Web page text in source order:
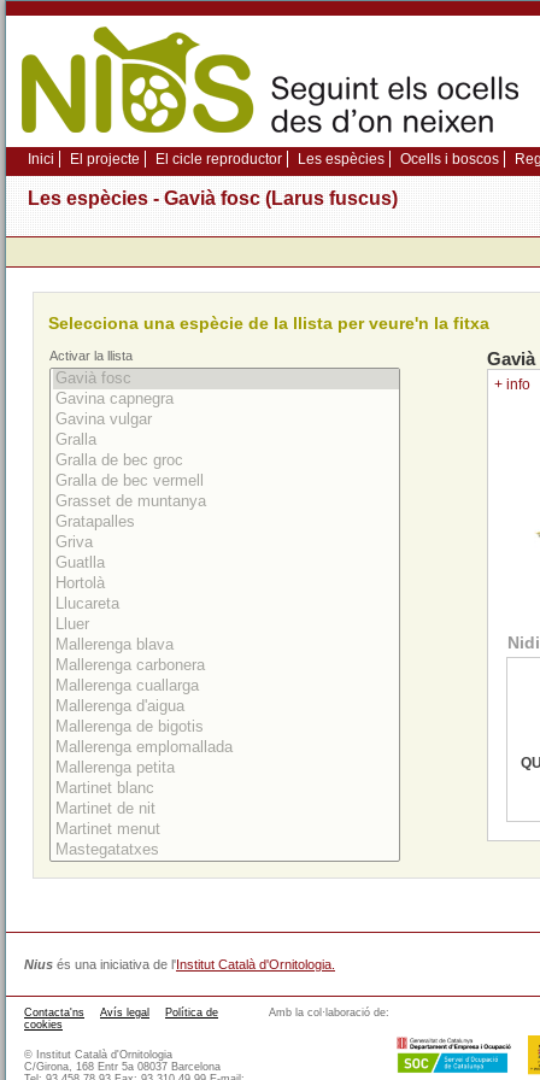
Inici El projecte El cicle reproductor Les espècies Ocells i boscos
Les espècies - Gavià fosc (Larus fuscus)
Selecciona una espècie de la llista per veure'n la fitxa
Activar la llista
+ info
Nius és una iniciativa de l'Institut Català d'Ornitologia.
Amb la col·laboració de:
Contacta'ns Avís legal
Política de
cookies
© Institut Català d'Ornitologia
C/Girona, 168 Entr 5a 08037 Barcelona